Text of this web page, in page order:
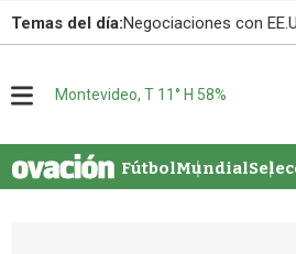
Temas del día:Negociaciones con
u
Montevideo, T 11° H 58%
FútbolMundial